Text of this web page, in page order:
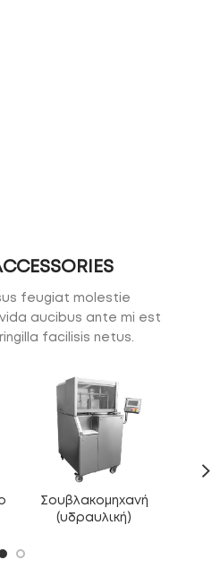
feugiat molestie
aucibus ante mi est
facilisis netus.
Σουβλακομηχανή
(υδραυλική)